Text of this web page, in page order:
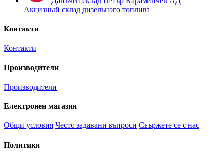
Акцизный склад дизельного топлива
Контакти
Контакти
Производители
Производители
Електронен магазин
Общи условия Често задавани въпроси Свържете се с нас
Политики